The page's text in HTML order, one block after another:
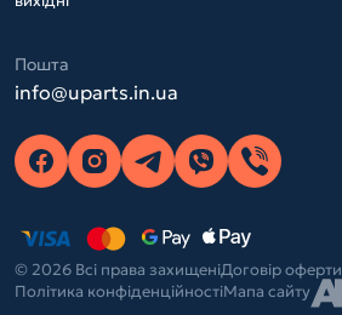
Пошта
info@uparts.in.ua
© 2026 Всі права захищеніДоговір оферти
Політика конфіденційностіМапа сайту